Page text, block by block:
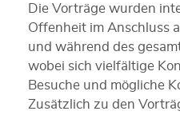
Die Vorträge wurden
Offenheit im Anschluss
und während des
wobei sich vielfältige
Besuche und mögliche
Zusätzlich zu den